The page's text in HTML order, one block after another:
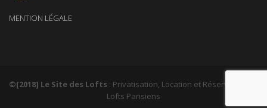
MENTION LÉGALE
©[2018] Le Site des Lofts : Privatisation, Location et Réservation de
Lofts Parisiens